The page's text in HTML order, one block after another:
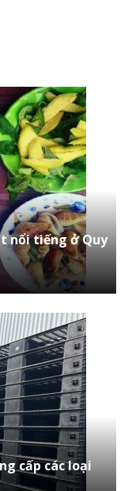
nổi tiếng ở Quy
cấp các loại